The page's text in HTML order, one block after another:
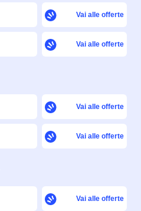
Vai alle offerte
Vai alle offerte
Vai alle offerte
Vai alle offerte
Vai alle offerte